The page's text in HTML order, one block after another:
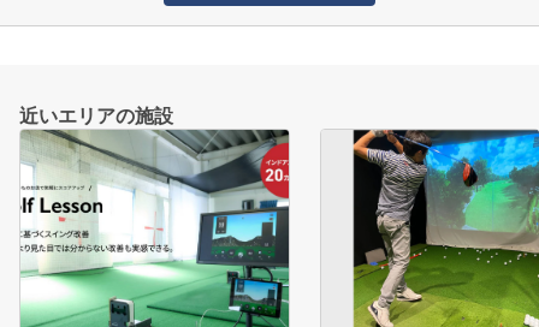
近いエリアの施設